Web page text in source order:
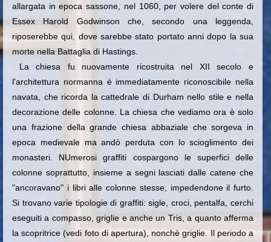
allargata in epoca sassone, nel 1060, per volere del conte di
Essex Harold Godwinson che, secondo una leggenda,
riposerebbe qui, dove sarebbe stato portato anni dopo la sua
morte nella Battaglia di Hastings.
La chiesa fu nuovamente ricostruita nel XII secolo e
l'architettura normanna è immediatamente riconoscibile nella
navata, che ricorda la cattedrale di Durham nello stile e nella
decorazione delle colonne. La chiesa che vediamo ora è solo
una frazione della grande chiesa abbaziale che sorgeva in
epoca medievale ma andò perduta con lo scioglimento dei
monasteri. NUmerosi graffiti cospargono le superfici delle
colonne soprattutto, insieme a segni lasciati dalle catene che
"ancoravano" i libri alle colonne stesse, impedendone il furto.
Si trovano varie tipologie di graffiti: sigle, croci, pentalfa, cerchi
eseguiti a compasso, griglie e anche un Tris, a quanto afferma
la scopritrice (vedi foto di apertura), nonchè griglie. Il periodo a